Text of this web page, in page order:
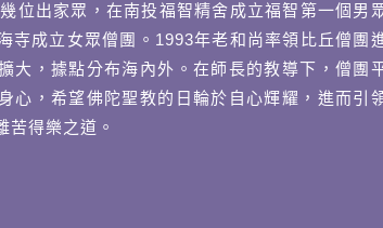
位出家眾，在南投福智精舍成立福智第一個男
寺成立女眾僧團。1993年老和尚率領比丘僧團
大，據點分布海內外。在師長的教導下，僧團
心，希望佛陀聖教的日輪於自心輝耀，進而引
苦得樂之道。